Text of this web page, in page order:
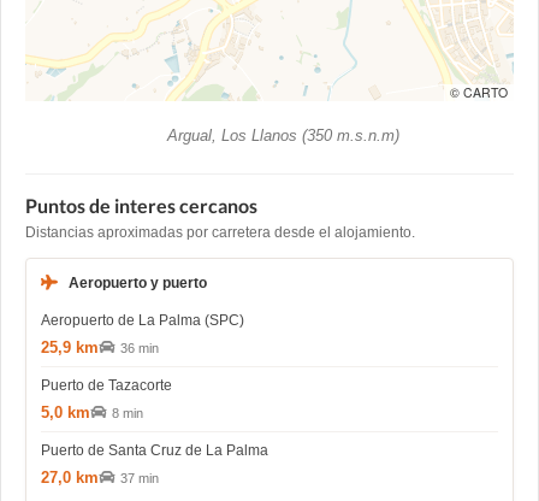
© CARTO
Argual, Los Llanos (350 m.s.n.m)
Puntos de interes cercanos
Distancias aproximadas por carretera desde el alojamiento.
Aeropuerto y puerto
Aeropuerto de La Palma (SPC)
25,9 km 36 min
Puerto de Tazacorte
5,0 km 8 min
Puerto de Santa Cruz de La Palma
27,0 km 37 min